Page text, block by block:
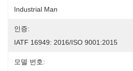
Industrial Man
인증:
IATF 16949: 2016/ISO 9001:2015
모델 번호: